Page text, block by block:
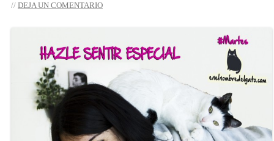
DEJA UN COMENTARIO